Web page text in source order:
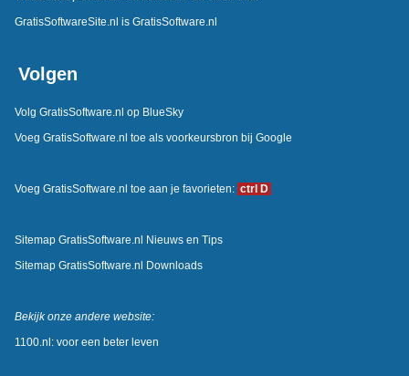
GratisSoftwareSite.nl is GratisSoftware.nl
Volgen
Volg GratisSoftware.nl op BlueSky
Voeg GratisSoftware.nl toe als voorkeursbron bij Google
Voeg GratisSoftware.nl toe aan je favorieten: ctrl D
Sitemap GratisSoftware.nl Nieuws en Tips
Sitemap GratisSoftware.nl Downloads
Bekijk onze andere website:
1100.nl: voor een beter leven